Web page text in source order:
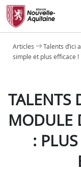
Articles
Talents d’ici
simple et plus efficace !
TALENTS
MODULE
: